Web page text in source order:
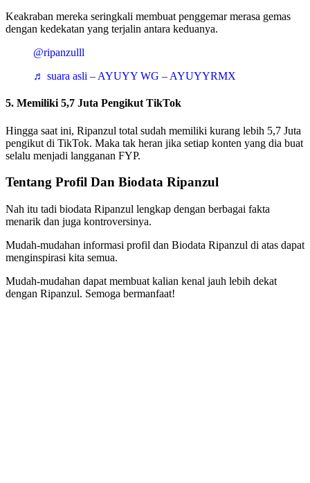
Keakraban mereka seringkali membuat penggemar merasa gemas
dengan kedekatan yang terjalin antara keduanya.
@ripanzulll
♬ suara asli – AYUYY WG – AYUYYRMX
5. Memiliki 5,7 Juta Pengikut TikTok
Hingga saat ini, Ripanzul total sudah memiliki kurang lebih 5,7 Juta
pengikut di TikTok. Maka tak heran jika setiap konten yang dia buat
selalu menjadi langganan FYP.
Tentang Profil Dan Biodata Ripanzul
Nah itu tadi biodata Ripanzul lengkap dengan berbagai fakta
menarik dan juga kontroversinya.
Mudah-mudahan informasi profil dan Biodata Ripanzul di atas dapat
menginspirasi kita semua.
Mudah-mudahan dapat membuat kalian kenal jauh lebih dekat
dengan Ripanzul. Semoga bermanfaat!